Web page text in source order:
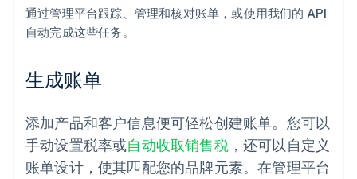
通过管理平台跟踪、管理和核对账单，或使用我们的 API
自动完成这些任务。
生成账单
添加产品和客户信息便可轻松创建账单。您可以
手动设置税率或自动收取销售税，还可以自定义
账单设计，使其匹配您的品牌元素。在管理平台